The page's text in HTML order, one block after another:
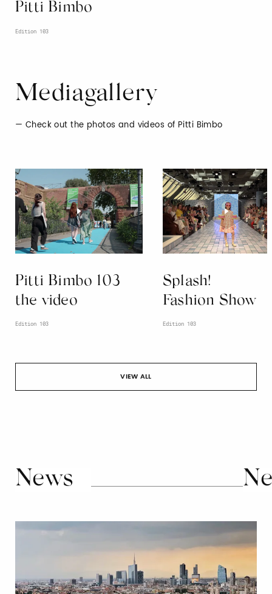
Pitti Bimbo
Edition 103
Mediagallery
Check out the photos and videos of Pitti Bimbo
Pitti Bimbo 103
the video
Edition 103
Splash!
Fashion Show
Edition 103
VIEW ALL
News